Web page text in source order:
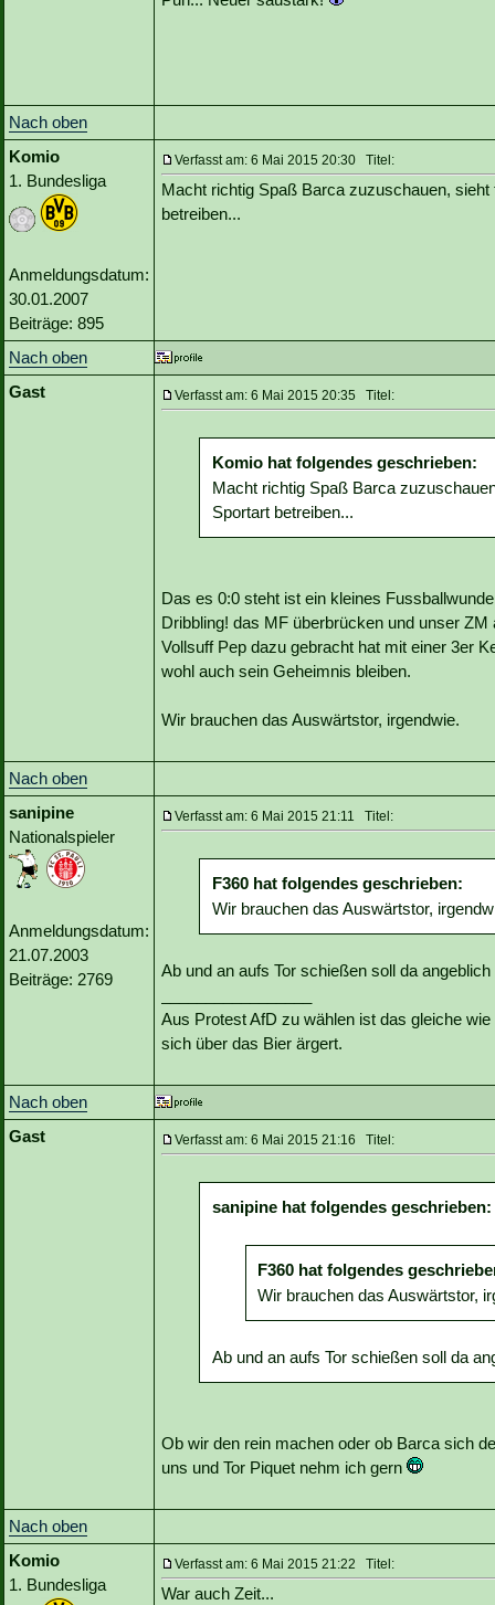
Nach oben
Komio
1. Bundesliga
Anmeldungsdatum:
30.01.2007
Beiträge: 895
Verfasst am: 6 Mai 2015 20:30 Titel:
Macht richtig Spaß Barca zuzuschauen,
betreiben...
Nach oben
Gast
Verfasst am: 6 Mai 2015 20:35 Titel:
Komio hat folgendes geschrieben:
Macht richtig Spaß Barca
Sportart betreiben...
Das es 0:0 steht ist ein kleines
Dribbling! das MF überbrücken und unser
Vollsuff Pep dazu gebracht hat mit einer 3er
wohl auch sein Geheimnis bleiben.
Wir brauchen das Auswärtstor, irgendwie.
Nach oben
sanipine
Nationalspieler
Anmeldungsdatum:
21.07.2003
Beiträge: 2769
Verfasst am: 6 Mai 2015 21:11 Titel:
F360 hat folgendes geschrieben:
Wir brauchen das Auswärtstor,
Ab und an aufs Tor schießen soll da
Aus Protest AfD zu wählen ist das gleiche
sich über das Bier ärgert.
Nach oben
Gast
Verfasst am: 6 Mai 2015 21:16 Titel:
sanipine hat folgendes geschrieben:
F360 hat folgendes
Wir brauchen das Auswärtstor,
Ab und an aufs Tor schießen soll da
Ob wir den rein machen oder ob Barca sich
uns und Tor Piquet nehm ich gern
Nach oben
Komio
1. Bundesliga
Verfasst am: 6 Mai 2015 21:22 Titel:
War auch Zeit...